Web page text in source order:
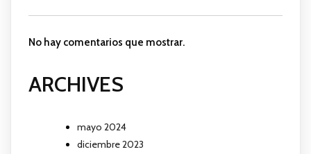
No hay comentarios que mostrar.
ARCHIVES
mayo 2024
diciembre 2023